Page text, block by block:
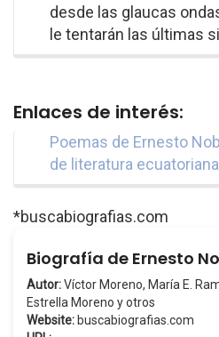
desde las glaucas
le tentarán las últimas
Enlaces de interés:
Poemas de Ernesto
de literatura ecuatoriana
*buscabiografias.com
Biografía de Ernesto
Autor:Víctor Moreno, María E.
Estrella Moreno y otros
Website: buscabiografias.com